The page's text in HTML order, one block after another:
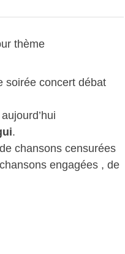
thème
soirée concert débat
.
chansons censurées
engagées , de